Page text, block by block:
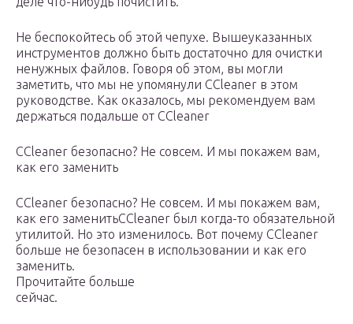
Не беспокойтесь об этой чепухе. Вышеуказанных
инструментов должно быть достаточно для очистки
ненужных файлов. Говоря об этом, вы могли
заметить, что мы не упомянули CCleaner в этом
руководстве. Как оказалось, мы рекомендуем вам
держаться подальше от CCleaner
CCleaner безопасно? Не совсем. И мы покажем вам,
как его заменить
CCleaner безопасно? Не совсем. И мы покажем вам,
как его заменитьCCleaner был когда-то обязательной
утилитой. Но это изменилось. Вот почему CCleaner
больше не безопасен в использовании и как его
заменить.
Прочитайте больше
сейчас.